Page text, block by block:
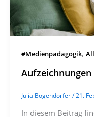
#Medienpädagogik,
Julia Bogendörfer/21.
In diesem Beitrag